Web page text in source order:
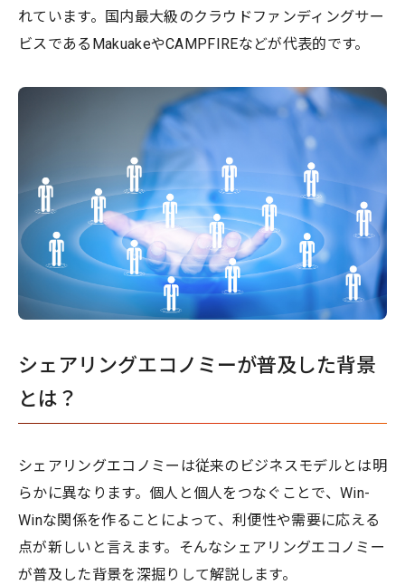
れています。国内最大級のクラウドファンディングサー
ビスであるMakuakeやCAMPFIREなどが代表的です。
シェアリングエコノミーが普及した背景
とは？
シェアリングエコノミーは従来のビジネスモデルとは明
らかに異なります。個人と個人をつなぐことで、Win-
Winな関係を作ることによって、利便性や需要に応える
点が新しいと言えます。そんなシェアリングエコノミー
が普及した背景を深掘りして解説します。